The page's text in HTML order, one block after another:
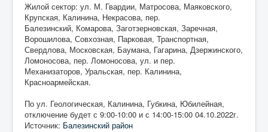
Жилой сектор: ул. М. Гвардии, Матросова, Маяковского,
Крупская, Калинина, Некрасова, пер.
Балезинский, Комарова, Заготзерновская, Заречная,
Ворошилова, Совхозная, Парковая, Транспортная,
Свердлова, Московская, Баумана, Гагарина, Дзержинского,
Ломоносова, пер. Ломоносова, ул. и пер.
Механизаторов, Уральская, пер. Калинина,
Красноармейская.
По ул. Геологическая, Калинина, Губкина, Юбилейная,
отключение будет с 9:00-10:00 и с 14:00-15:00 04.10.2022г.
Источник: Балезинский район